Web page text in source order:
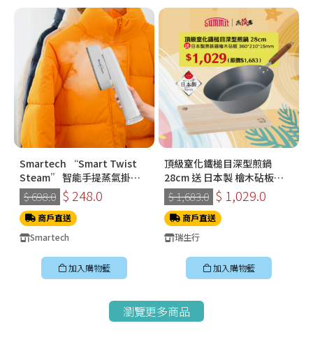
Smartech “Smart Twist
Steam” 智能手提蒸氣掛燙
機 (SS-8108)
$ 698.0 $ 248.0
商戶直送
Smartech
加入購物籃
頂級窒化鐵槌目深型煎鍋
28cm 送 日本製 檜木砧板
360*210*15mm
$ 1,683.0 $ 1,029.0
商戶直送
瑞生行
加入購物籃
瀏覽更多商品